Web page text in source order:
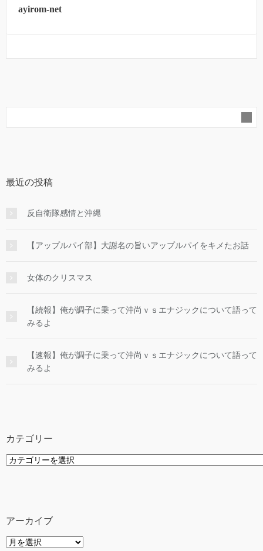
ayirom-net
最近の投稿
反自衛隊感情と沖縄
【アップルパイ部】大謝名の旨いアップルパイをキメたお話
女体のクリスマス
【続報】俺が調子に乗って沖尚ｖｓエナジックについて語って
みるよ
【速報】俺が調子に乗って沖尚ｖｓエナジックについて語って
みるよ
カテゴリー
カ
アーカイブ
ア